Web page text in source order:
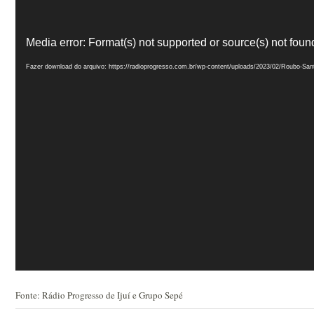
Media error: Format(s) not supported or source(s) not
Fazer download do arquivo: https://radioprogresso.com.br/wp-content/uploads/2023/02/Roubo-
Fonte: Rádio Progresso de Ijuí e Grupo Sepé